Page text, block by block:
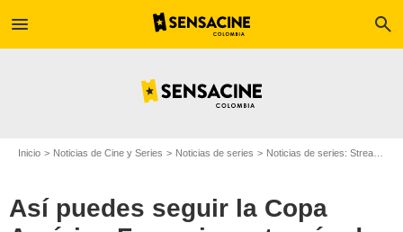
menu search
Inicio Noticias de Cine y Series Noticias de series Noticias de series: Streaming
Así puedes seguir la Copa